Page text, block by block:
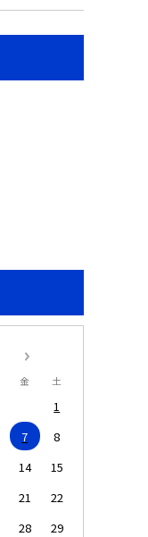
金 土
1
7
8
14
15
21
22
28
29